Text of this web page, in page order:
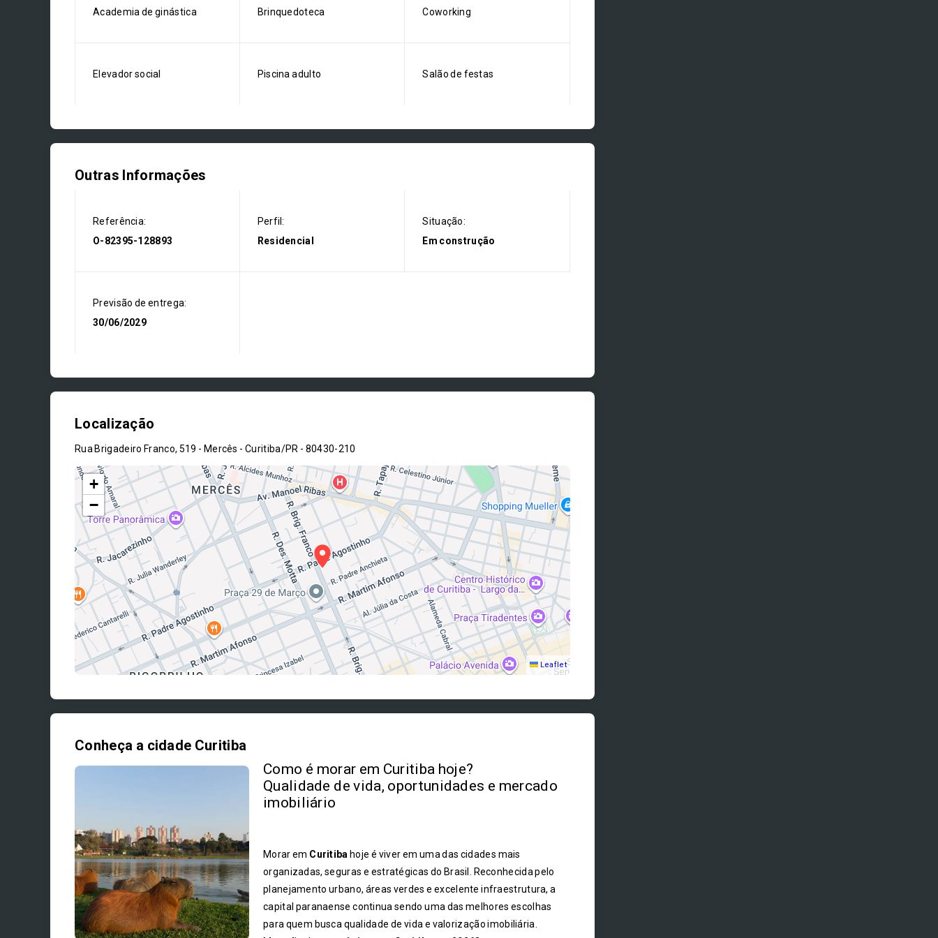
Academia de ginástica Brinquedoteca Coworking
Elevador social Piscina adulto Salão de festas
Outras Informações
Referência:
O-82395-128893
Perfil:
Residencial
Situação:
Em construção
Previsão de entrega:
30/06/2029
Localização
Rua Brigadeiro Franco, 519 - Mercês - Curitiba/PR - 80430-210
+
−
Leaflet
Conheça a cidade Curitiba
Como é morar em Curitiba hoje?
Qualidade de vida, oportunidades e mercado
imobiliário
Morar em Curitiba hoje é viver em uma das cidades mais
organizadas, seguras e estratégicas do Brasil. Reconhecida pelo
planejamento urbano, áreas verdes e excelente infraestrutura, a
capital paranaense continua sendo uma das melhores escolhas
para quem busca qualidade de vida e valorização imobiliária.